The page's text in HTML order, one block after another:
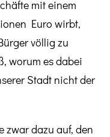
mit einem
Euro wirbt,
völlig zu
worum es dabei
Stadt nicht der
zwar dazu auf, den